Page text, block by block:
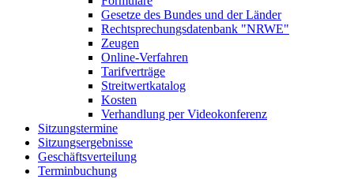
Gesetze des Bundes und der Länder
Rechtsprechungsdatenbank "NRWE"
Zeugen
Online-Verfahren
Tarifverträge
Streitwertkatalog
Kosten
Verhandlung per Videokonferenz
Sitzungstermine
Sitzungsergebnisse
Geschäftsverteilung
Terminbuchung